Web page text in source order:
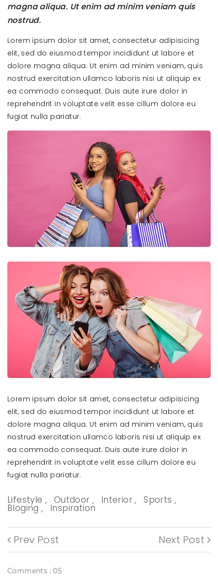
magna aliqua. Ut enim ad minim veniam quis
nostrud.
Lorem ipsum dolor sit amet, consectetur adipisicing
elit, sed do eiusmod tempor incididunt ut labore et
dolore magna aliqua. Ut enim ad minim veniam, quis
nostrud exercitation ullamco laboris nisi ut aliquip ex
ea commodo consequat. Duis aute irure dolor in
reprehendrit in voluptate velit esse cillum dolore eu
fugiat nulla pariatur.
Lorem ipsum dolor sit amet, consectetur adipisicing
elit, sed do eiusmod tempor incididunt ut labore et
dolore magna aliqua. Ut enim ad minim veniam, quis
nostrud exercitation ullamco laboris nisi ut aliquip ex
ea commodo consequat. Duis aute irure dolor in
reprehendrit in voluptate velit esse cillum dolore eu
fugiat nulla pariatur.
Lifestyle , Outdoor , Interior , Sports ,
Bloging , Inspiration
Prev Post Next Post
Comments : 05